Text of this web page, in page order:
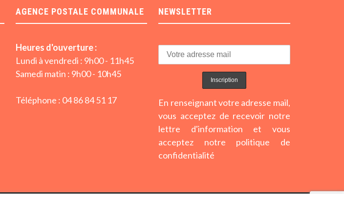
AGENCE POSTALE COMMUNALE
Heures d'ouverture :
Lundi à vendredi : 9h00 - 11h45
Samedi matin : 9h00 - 10h45
Téléphone : 04 86 84 51 17
NEWSLETTER
En renseignant votre adresse mail,
vous acceptez de recevoir notre
lettre d'information et vous
acceptez notre politique de
confidentialité